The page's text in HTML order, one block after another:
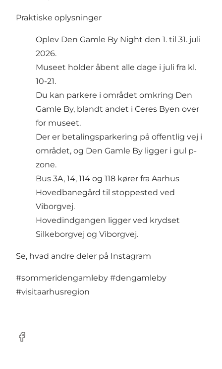
Praktiske oplysninger
Oplev Den Gamle By Night den 1. til 31. juli
2026.
Museet holder åbent alle dage i juli fra kl.
10-21.
Du kan parkere i området omkring Den
Gamle By, blandt andet i Ceres Byen over
for museet.
Der er betalingsparkering på offentlig vej i
området, og Den Gamle By ligger i gul p-
zone.
Bus 3A, 14, 114 og 118 kører fra Aarhus
Hovedbanegård til stoppested ved
Viborgvej.
Hovedindgangen ligger ved krydset
Silkeborgvej og Viborgvej.
Se, hvad andre deler på Instagram
#sommeridengamleby #dengamleby
#visitaarhusregion
Facebook